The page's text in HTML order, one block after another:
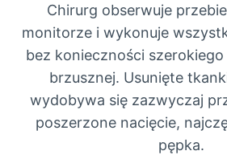
Chirurg obserwuje
monitorze i wykonuje
bez konieczności
brzusznej. Usunięte
wydobywa się zazwyczaj
poszerzone nacięcie,
pępka.